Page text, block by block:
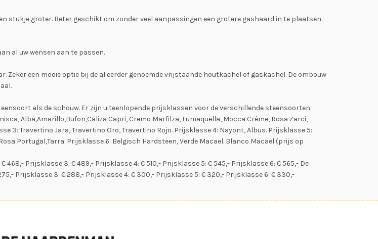
stukje groter. Beter geschikt om zonder veel aanpassingen een grotere gashaard in te plaatsen.
al uw wensen aan te passen.
Zeker een mooie optie bij de al eerder genoemde vrijstaande houtkachel of gaskachel. De ombouw
als de schouw. Er zijn uiteenlopende prijsklassen voor de verschillende steensoorten.
Alba,Amarillo,Bufon,Caliza Capri, Cremo Marfilza, Lumaquella, Mocca Crème, Rosa Zarci,
3: Travertino Jara, Travertino Oro, Travertino Rojo. Prijsklasse 4: Nayont, Albus. Prijsklasse 5:
Portugal,Tarra. Prijsklasse 6: Belgisch Hardsteen, Verde Macael. Blanco Macael (prijs op
Prijsklasse 3: € 489,- Prijsklasse 4: € 510,- Prijsklasse 5: € 545,- Prijsklasse 6: € 565,- De
Prijsklasse 3: € 288,- Prijsklasse 4: € 300,- Prijsklasse 5: € 320,- Prijsklasse 6: € 330,-